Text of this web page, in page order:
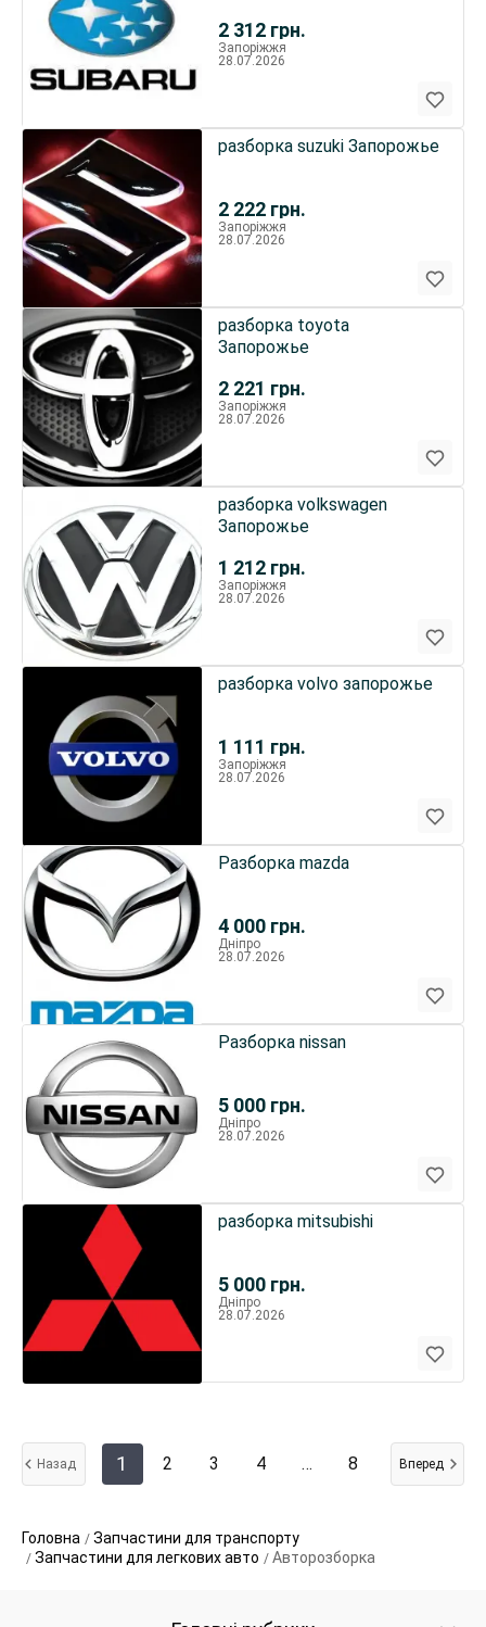
2 312 грн.
Запоріжжя
28.07.2026
2 222 грн.
разборка suzuki Запорожье
Запоріжжя
28.07.2026
2 221 грн.
разборка toyota
Запорожье
Запоріжжя
28.07.2026
1 212 грн.
разборка volkswagen
Запорожье
Запоріжжя
28.07.2026
1 111 грн.
разборка volvo запорожье
Запоріжжя
28.07.2026
4 000 грн.
Разборка mazda
Дніпро
28.07.2026
5 000 грн.
Разборка nissan
Дніпро
28.07.2026
5 000 грн.
разборка mitsubishi
Дніпро
28.07.2026
Назад 1 2 3 4 … 8 Вперед
Головна
Запчастини для транспорту
Запчастини для легкових авто
Авторозборка